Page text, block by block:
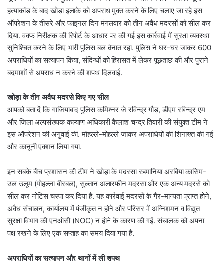
हत्याकांड के बाद खोड़ा इलाके को अपराध मुक्त करने के लिए चलाए जा रहे इस
ऑपरेशन के तीसरे और फाइनल दिन मंगलवार को तीन अवैध मदरसों को सील कर
दिया. वक्फ निरीक्षक की रिपोर्ट के आधार पर की गई इस कार्रवाई में सुरक्षा व्यवस्था
सुनिश्चित करने के लिए भारी पुलिस बल तैनात रहा. पुलिस ने घर-घर जाकर 600
अपराधियों का सत्यापन किया, संदिग्धों को हिरासत में लेकर पूछताछ की और पुराने
बदमाशों से अपराध न करने की शपथ दिलवाई.
खोड़ा के तीन अवैध मदरसे किए गए सील
आपको बता दें कि गाजियाबाद पुलिस कमिश्नर जे रविन्द्र गौड़, डीएम रविन्द्र एम
और जिला अल्पसंख्यक कल्याण अधिकारी कैलाश चन्द्र तिवारी की संयुक्त टीम ने
इस ऑपरेशन की अगुवाई की. मोहल्ले-मोहल्ले जाकर अपराधियों की शिनाख्त की गई
और कानूनी एक्शन लिया गया.
इन सबके बीच प्रशासन की टीम ने खोड़ा के मदरसा रहमानिया अरबिया कासिम-
उल उलूम (मोहल्ला बीरबल), सुल्तान अलारफीन मदरसा और एक अन्य मदरसे को
सील कर नोटिस चस्पा कर दिया है. यह कार्रवाई मदरसों के गैर-मान्यता प्राप्त होने,
अवैध संचालन, कार्यालय में पंजीकृत न होने और परिसर में अग्निशमन व विद्युत
सुरक्षा विभाग की एनओसी (NOC) न होने के कारण की गई. संचालक को अपना
पक्ष रखने के लिए एक सप्ताह का समय दिया गया है.
अपराधियों का सत्यापन और थानों में ली शपथ